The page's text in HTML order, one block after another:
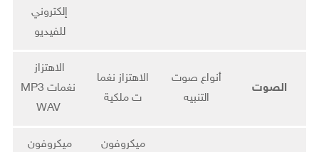
إلكتروني
للفيديو
الصوت
أنواع صوت
التنبيه
الاهتزاز نغما
ت ملكية
الاهتزاز
نغمات MP3
WAV
ميكروفون
ميكروفون